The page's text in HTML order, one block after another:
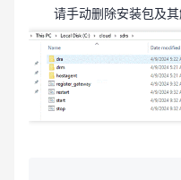
请手动删除安装包及其